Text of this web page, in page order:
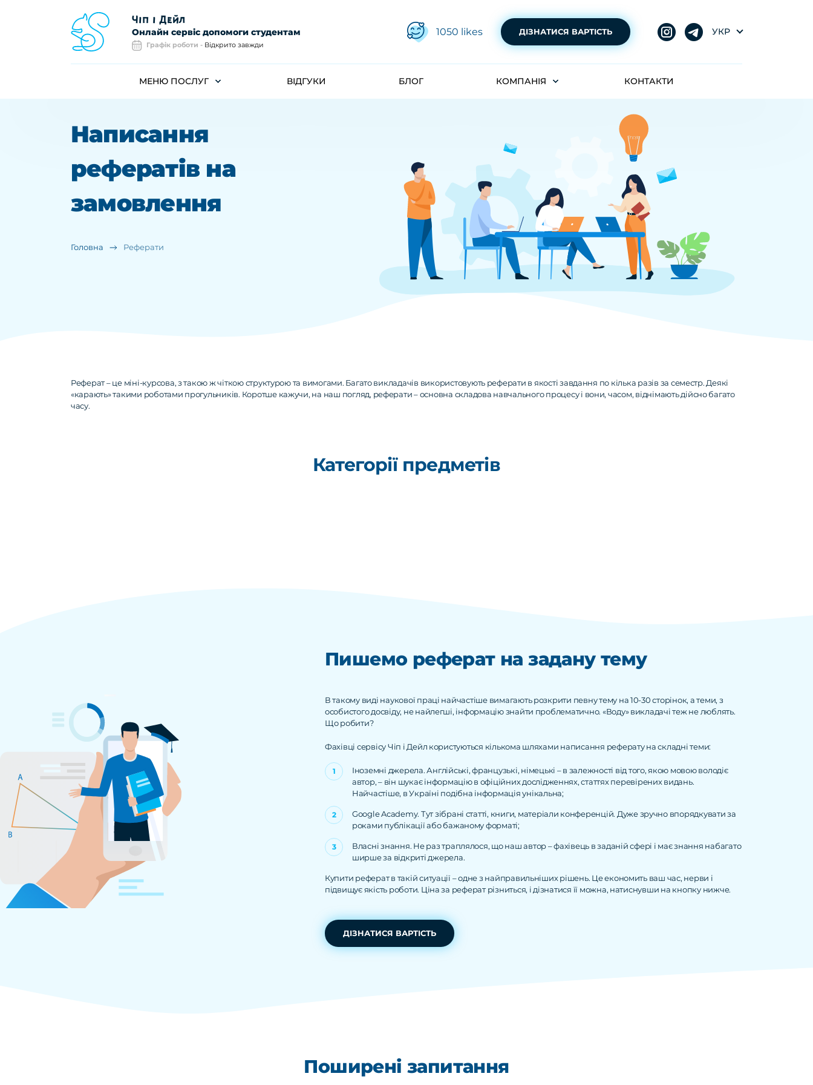
Чiп i Дейл
Онлайн сервiс допомоги студентам
Графік роботи - Відкрито завжди
1050 likes ДІЗНАТИСЯ ВАРТІСТЬ УКР
МЕНЮ ПОСЛУГ ВІДГУКИ БЛОГ КОМПАНІЯ КОНТАКТИ
Написання
рефератів на
замовлення
Головна Реферати
Реферат – це міні-курсова, з такою ж чіткою структурою та вимогами. Багато викладачів використовують реферати в якості завдання по кілька разів за семестр. Деякі
«карають» такими роботами прогульників. Коротше кажучи, на наш погляд, реферати – основна складова навчального процесу і вони, часом, віднімають дійсно багато
часу.
Категорії предметів
Пишемо реферат на задану тему
В такому виді наукової праці найчастіше вимагають розкрити певну тему на 10-30 сторінок, а теми, з
особистого досвіду, не найлегші, інформацію знайти проблематично. «Воду» викладачі теж не люблять.
Що робити?
Фахівці сервісу Чіп і Дейл користуються кількома шляхами написання реферату на складні теми:
Іноземні джерела. Англійські, французькі, німецькі – в залежності від того, якою мовою володіє
автор, – він шукає інформацію в офіційних дослідженнях, статтях перевірених видань.
Найчастіше, в Україні подібна інформація унікальна;
Google Academy. Тут зібрані статті, книги, матеріали конференцій. Дуже зручно впорядкувати за
роками публікації або бажаному форматі;
Власні знання. Не раз траплялося, що наш автор – фахівець в заданій сфері і має знання набагато
ширше за відкриті джерела.
Купити реферат в такій ситуації – одне з найправильніших рішень. Це економить ваш час, нерви і
підвищує якість роботи. Ціна за реферат різниться, і дізнатися її можна, натиснувши на кнопку нижче.
ДІЗНАТИСЯ ВАРТІСТЬ
Поширені запитання